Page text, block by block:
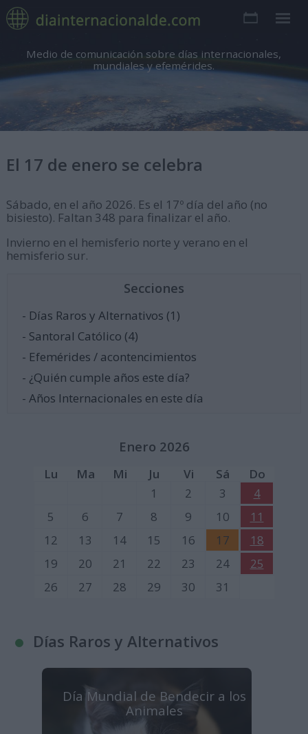
Medio de comunicación sobre días internacionales,
mundiales y efemérides.
El 17 de enero se celebra
Sábado, en el año 2026. Es el 17º día del año (no
bisiesto). Faltan 348 para finalizar el año.
Invierno en el hemisferio norte y verano en el
hemisferio sur.
Secciones
- Días Raros y Alternativos (1)
- Santoral Católico (4)
- Efemérides / acontencimientos
- ¿Quién cumple años este día?
- Años Internacionales en este día
Enero 2026
Lu Ma Mi Ju Vi Sá
Do
1
2 3
4
5
6 7 8 9 10
11
12
13 14 15 16 17
18
19
20 21 22 23 24
25
26
27 28 29 30 31
Días Raros y Alternativos
Día Mundial de Bendecir a los
Animales